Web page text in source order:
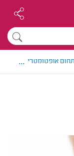
אופטומטריסטים
...